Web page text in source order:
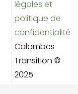
légales et
politique de
confidentialité
Colombes
Transition ©
2025